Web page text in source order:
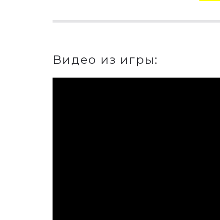
Видео из игры: